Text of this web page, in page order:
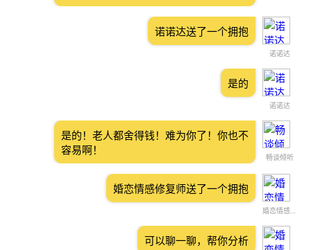
诺诺达
诺诺达送了一个拥抱
诺诺达
是的
畅谈倾听
是的！老人都舍得钱！难为你了！你也不
容易啊！
婚恋情感修复师
婚恋情感修复师送了一个拥抱
可以聊一聊，帮你分析